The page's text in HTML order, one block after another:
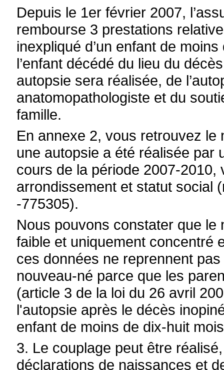
Depuis le 1er février 2007,
rembourse 3 prestations
inexpliqué d’un enfant de
l’enfant décédé du lieu du
autopsie sera réalisée, de
anatomopathologiste et du
famille.
En annexe 2, vous retrouvez
une autopsie a été réalisée par
cours de la période 2007-
arrondissement et statut social
-775305).
Nous pouvons constater que
faible et uniquement concentré
ces données ne reprennent
nouveau-né parce que les
(article 3 de la loi du 26 avril
l'autopsie après le décès
enfant de moins de dix-huit
3. Le couplage peut être
déclarations de naissances et